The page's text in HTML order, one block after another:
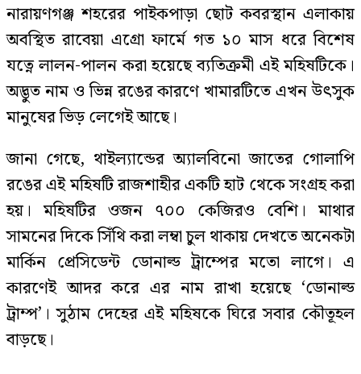
নারায়ণগঞ্জ শহরের পাইকপাড়া ছোট কবরস্থান এলাকায়
অবস্থিত রাবেয়া এগ্রো ফার্মে গত ১০ মাস ধরে বিশেষ
যত্নে লালন-পালন করা হয়েছে ব্যতিক্রমী এই মহিষটিকে।
অদ্ভুত নাম ও ভিন্ন রঙের কারণে খামারটিতে এখন উৎসুক
মানুষের ভিড় লেগেই আছে।
জানা গেছে, থাইল্যান্ডের অ্যালবিনো জাতের গোলাপি
রঙের এই মহিষটি রাজশাহীর একটি হাট থেকে সংগ্রহ করা
হয়। মহিষটির ওজন ৭০০ কেজিরও বেশি। মাথার
সামনের দিকে সিঁথি করা লম্বা চুল থাকায় দেখতে অনেকটা
মার্কিন প্রেসিডেন্ট ডোনাল্ড ট্রাম্পের মতো লাগে। এ
কারণেই আদর করে এর নাম রাখা হয়েছে ‘ডোনাল্ড
ট্রাম্প’। সুঠাম দেহের এই মহিষকে ঘিরে সবার কৌতূহল
বাড়ছে।